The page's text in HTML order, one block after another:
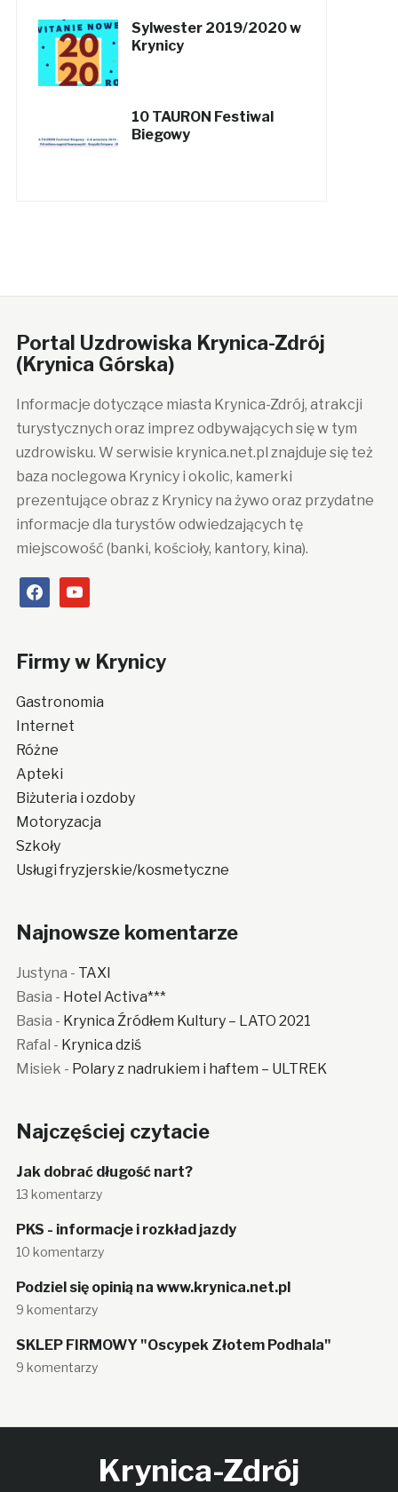
Sylwester 2019/2020 w
Krynicy
10 TAURON Festiwal
Biegowy
Portal Uzdrowiska Krynica-Zdrój
(Krynica Górska)
Informacje dotyczące miasta Krynica-Zdrój, atrakcji
turystycznych oraz imprez odbywających się w tym
uzdrowisku. W serwisie krynica.net.pl znajduje się też
baza noclegowa Krynicy i okolic, kamerki
prezentujące obraz z Krynicy na żywo oraz przydatne
informacje dla turystów odwiedzających tę
miejscowość (banki, kościoły, kantory, kina).
facebookyoutube
Firmy w Krynicy
Gastronomia
Internet
Różne
Apteki
Biżuteria i ozdoby
Motoryzacja
Szkoły
Usługi fryzjerskie/kosmetyczne
Najnowsze komentarze
Justyna - TAXI
Basia - Hotel Activa***
Basia - Krynica Źródłem Kultury – LATO 2021
Rafal - Krynica dziś
Misiek - Polary z nadrukiem i haftem – ULTREK
Najczęściej czytacie
Jak dobrać długość nart?
13 komentarzy
PKS - informacje i rozkład jazdy
10 komentarzy
Podziel się opinią na www.krynica.net.pl
9 komentarzy
SKLEP FIRMOWY "Oscypek Złotem Podhala"
9 komentarzy
Krynica-Zdrój